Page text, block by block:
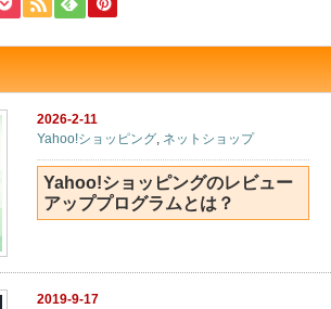
2026-2-11
Yahoo!ショッピング, ネットショップ
Yahoo!ショッピングのレビュー
アッププログラムとは？
2019-9-17